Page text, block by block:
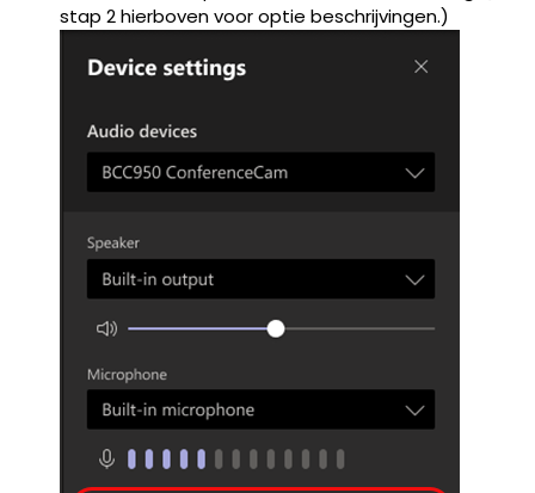
stap 2 hierboven voor optie beschrijvingen.)